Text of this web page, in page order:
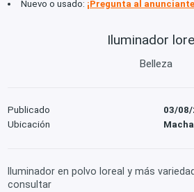
Nuevo o usado: ¡Pregunta al
Iluminador
Belleza
Publicado
03/08/
Ubicación
Iluminador en polvo loreal y más
consultar